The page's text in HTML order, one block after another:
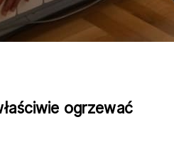
ogrzewać